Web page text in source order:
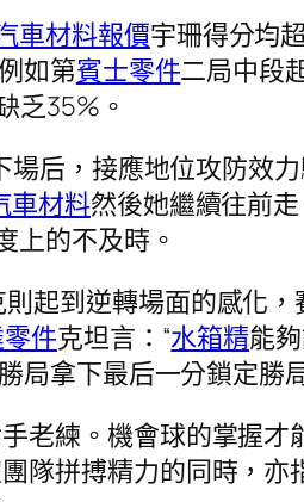
車材料報價宇珊得分均
如第賓士零件二局中段
乏35%。
場后，接應地位攻防效
車材料然後她繼續往前
上的不及時。
起到逆轉場面的感化，
件克坦言：“水箱精能
局拿下最后一分鎖定勝
老練。機會球的掌握才
隊拼搏精力的同時，亦